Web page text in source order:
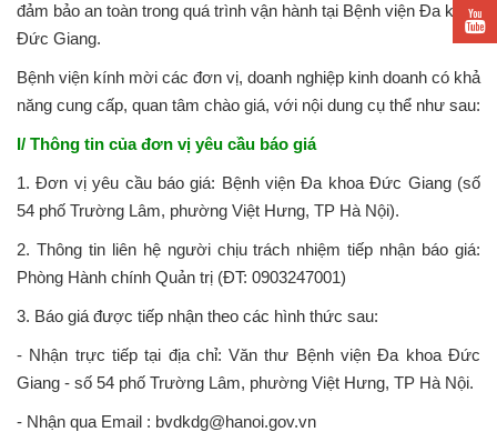
đảm bảo an toàn trong quá trình vận hành tại Bệnh viện Đa khoa
Đức Giang.
Bệnh viện kính mời các đơn vị, doanh nghiệp kinh doanh có khả
năng cung cấp, quan tâm chào giá, với nội dung cụ thể như sau:
I/ Thông tin của đơn vị yêu cầu báo giá
1. Đơn vị yêu cầu báo giá: Bệnh viện Đa khoa Đức Giang (số
54 phố Trường Lâm, phường Việt Hưng, TP Hà Nội).
2. Thông tin liên hệ người chịu trách nhiệm tiếp nhận báo giá:
Phòng Hành chính Quản trị (ĐT: 0903247001)
3. Báo giá được tiếp nhận theo các hình thức sau:
- Nhận trực tiếp tại địa chỉ: Văn thư Bệnh viện Đa khoa Đức
Giang - số 54 phố Trường Lâm, phường Việt Hưng, TP Hà Nội.
- Nhận qua Email : bvdkdg@hanoi.gov.vn